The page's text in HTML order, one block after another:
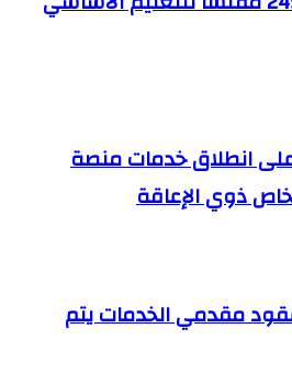
انطلاق خدمات منصة
ذوي الإعاقة
مقدمي الخدمات يتم